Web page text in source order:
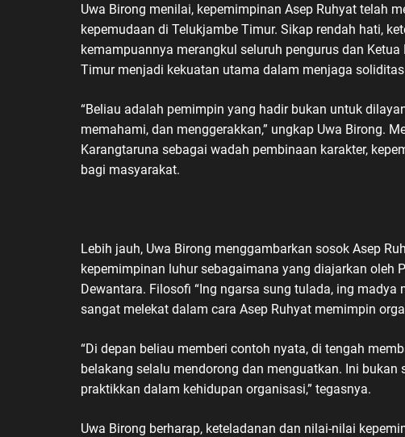
Uwa Birong menilai, kepemimpinan Asep Ruhyat telah
kepemudaan di Telukjambe Timur. Sikap rendah hati,
kemampuannya merangkul seluruh pengurus dan
Timur menjadi kekuatan utama dalam menjaga
“Beliau adalah pemimpin yang hadir bukan untuk
memahami, dan menggerakkan,” ungkap Uwa Birong.
Karangtaruna sebagai wadah pembinaan karakter,
bagi masyarakat.
Lebih jauh, Uwa Birong menggambarkan sosok Asep
kepemimpinan luhur sebagaimana yang diajarkan oleh
Dewantara. Filosofi “Ing ngarsa sung tulada, ing
sangat melekat dalam cara Asep Ruhyat memimpin
“Di depan beliau memberi contoh nyata, di tengah
belakang selalu mendorong dan menguatkan. Ini bukan
praktikkan dalam kehidupan organisasi,” tegasnya.
Uwa Birong berharap, keteladanan dan nilai-nilai